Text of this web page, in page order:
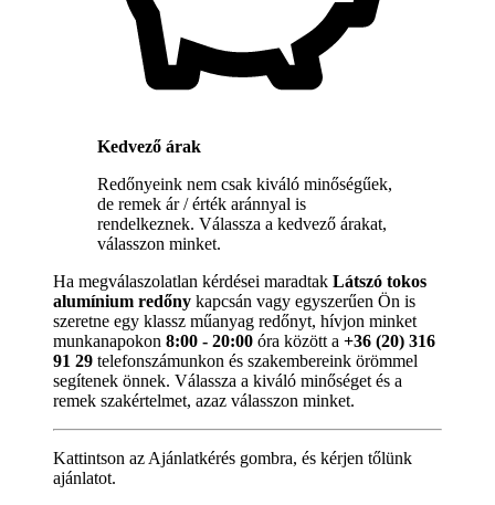
Kedvező árak
Redőnyeink nem csak kiváló minőségűek,
de remek ár / érték aránnyal is
rendelkeznek. Válassza a kedvező árakat,
válasszon minket.
Ha megválaszolatlan kérdései maradtak Látszó tokos
alumínium redőny kapcsán vagy egyszerűen Ön is
szeretne egy klassz műanyag redőnyt, hívjon minket
munkanapokon 8:00 - 20:00 óra között a +36 (20) 316
91 29 telefonszámunkon és szakembereink örömmel
segítenek önnek. Válassza a kiváló minőséget és a
remek szakértelmet, azaz válasszon minket.
Kattintson az Ajánlatkérés gombra, és kérjen tőlünk
ajánlatot.